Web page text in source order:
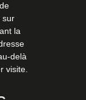
sur
la
delà
visite.